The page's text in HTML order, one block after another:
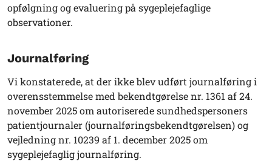
opfølgning og evaluering på sygeplejefaglige
observationer.
Journalføring
Vi konstaterede, at der ikke blev udført journalføring i
overensstemmelse med bekendtgørelse nr. 1361 af 24.
november 2025 om autoriserede sundhedspersoners
patientjournaler (journalføringsbekendtgørelsen) og
vejledning nr. 10239 af 1. december 2025 om
sygeplejefaglig journalføring.